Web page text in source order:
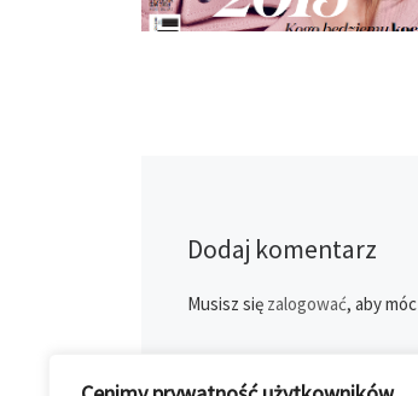
Dodaj komentarz
Musisz się zalogować, aby